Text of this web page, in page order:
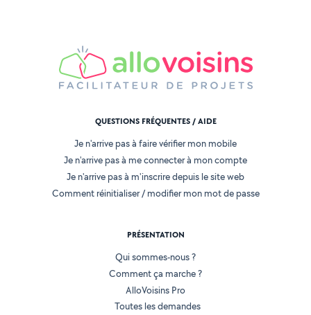
QUESTIONS FRÉQUENTES / AIDE
Je n'arrive pas à faire vérifier mon mobile
Je n'arrive pas à me connecter à mon compte
Je n'arrive pas à m'inscrire depuis le site web
Comment réinitialiser / modifier mon mot de passe
PRÉSENTATION
Qui sommes-nous ?
Comment ça marche ?
AlloVoisins Pro
Toutes les demandes